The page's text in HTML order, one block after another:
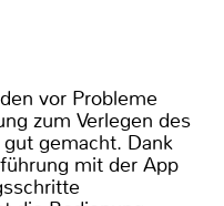
vor Probleme
zum Verlegen des
gemacht. Dank
mit der App